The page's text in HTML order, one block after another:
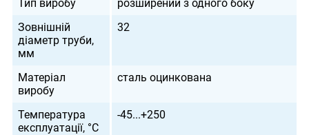
Тип виробу
розширений з одного боку
Зовнішній
діаметр труби,
мм
32
Матеріал
виробу
сталь оцинкована
Температура
експлуатації, °С
-45...+250